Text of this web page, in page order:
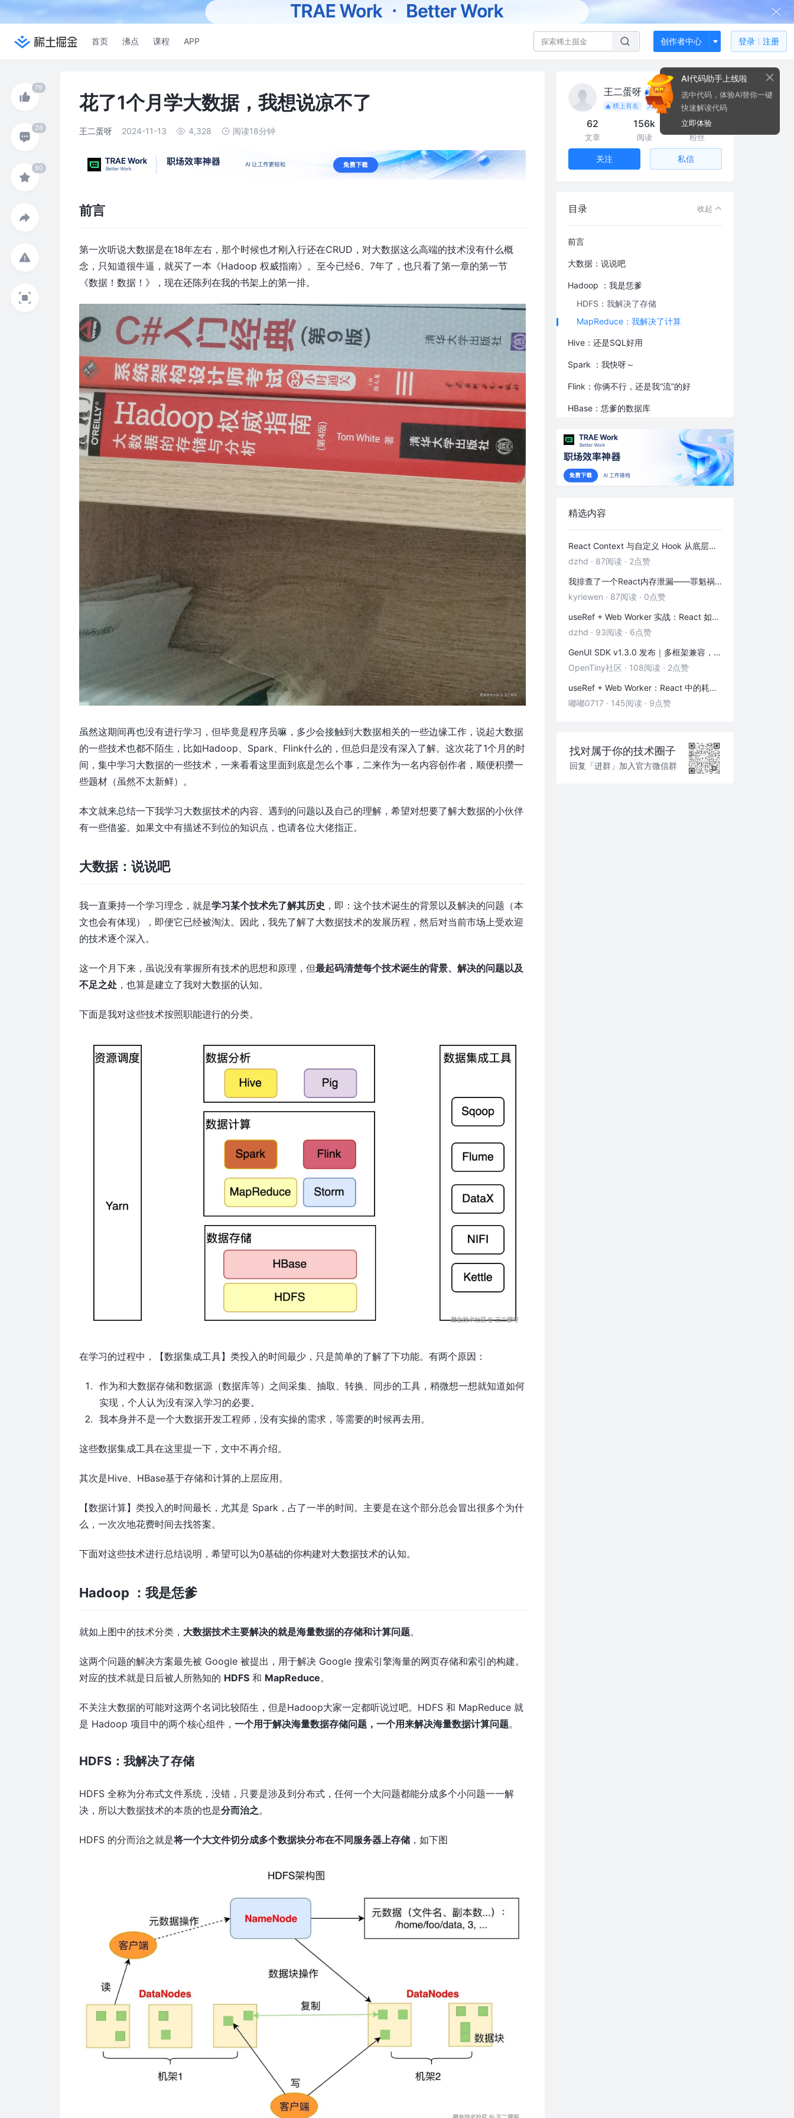
首页 沸点 课程 APP 创作者中心 登录 注册
花了1个月学大数据，我想说凉不了
王二蛋呀 2024-11-13 4,328 阅读18分钟
前言
第一次听说大数据是在18年左右，那个时候也才刚入行还在CRUD，对大数据这么高端的技术没有什么概
念，只知道很牛逼，就买了一本《Hadoop 权威指南》。至今已经6、7年了，也只看了第一章的第一节
《数据！数据！》，现在还陈列在我的书架上的第一排。
虽然这期间再也没有进行学习，但毕竟是程序员嘛，多少会接触到大数据相关的一些边缘工作，说起大数据
的一些技术也都不陌生，比如Hadoop、Spark、Flink什么的，但总归是没有深入了解。这次花了1个月的时
间，集中学习大数据的一些技术，一来看看这里面到底是怎么个事，二来作为一名内容创作者，顺便积攒一
些题材（虽然不太新鲜）。
本文就来总结一下我学习大数据技术的内容、遇到的问题以及自己的理解，希望对想要了解大数据的小伙伴
有一些借鉴。如果文中有描述不到位的知识点，也请各位大佬指正。
大数据：说说吧
我一直秉持一个学习理念，就是学习某个技术先了解其历史 ，即：这个技术诞生的背景以及解决的问题（本
文也会有体现），即便它已经被淘汰。因此，我先了解了大数据技术的发展历程，然后对当前市场上受欢迎
的技术逐个深入。
这一个月下来，虽说没有掌握所有技术的思想和原理，但最起码清楚每个技术诞生的背景、解决的问题以及
不足之处 ，也算是建立了我对大数据的认知。
下面是我对这些技术按照职能进行的分类。
在学习的过程中，【数据集成工具】类投入的时间最少，只是简单的了解了下功能。有两个原因：
作为和大数据存储和数据源（数据库等）之间采集、抽取、转换、同步的工具，稍微想一想就知道如何
实现，个人认为没有深入学习的必要。
我本身并不是一个大数据开发工程师，没有实操的需求，等需要的时候再去用。
这些数据集成工具在这里提一下，文中不再介绍。
其次是Hive、HBase基于存储和计算的上层应用。
【数据计算】类投入的时间最长，尤其是 Spark，占了一半的时间。主要是在这个部分总会冒出很多个为什
么，一次次地花费时间去找答案。
下面对这些技术进行总结说明，希望可以为0基础的你构建对大数据技术的认知。
Hadoop ：我是恁爹
就如上图中的技术分类， 大数据技术主要解决的就是海量数据的存储和计算问题。
这两个问题的解决方案最先被 Google 被提出，用于解决 Google 搜索引擎海量的网页存储和索引的构建。
对应的技术就是日后被人所熟知的 HDFS 和 MapReduce。
不关注大数据的可能对这两个名词比较陌生，但是Hadoop大家一定都听说过吧。HDFS 和 MapReduce 就
是 Hadoop 项目中的两个核心组件，一个用于解决海量数据存储问题，一个用来解决海量数据计算问题。
HDFS：我解决了存储
HDFS 全称为分布式文件系统，没错，只要是涉及到分布式，任何一个大问题都能分成多个小问题一一解
决，所以大数据技术的本质的也是分而治之。
HDFS 的分而治之就是将一个大文件切分成多个数据块分布在不同服务器上存储 ，如下图
王二蛋呀
榜上有名 人气作者
62
文章
156k
阅读
610
粉丝
关注 私信
目录 收起
前言
大数据：说说吧
Hadoop ：我是恁爹
HDFS：我解决了存储
MapReduce：我解决了计算
Hive：还是SQL好用
Spark ：我快呀～
Flink：你俩不行，还是我“流”的好
HBase：恁爹的数据库
Yarn：你丫都厉害，我就一跑腿的
这么多技术，如何应用？
说的差不多了...
精选内容
React Context 与自定义 Hook 从底层到实践：「跨层级通信 + 副作用封装」全解析
dzhd · 87阅读 · 2点赞
我排查了一个React内存泄漏——罪魁祸首是这3个被忽略的清理函数
kyriewen · 87阅读 · 0点赞
useRef + Web Worker 实战：React 如何优雅地拥抱多线程
dzhd · 93阅读 · 6点赞
GenUI SDK v1.3.0 发布｜多框架兼容，一键换物料，渲染器 & 演练场全面增强！
OpenTiny社区 · 108阅读 · 2点赞
useRef + Web Worker：React 中的耗时计算不卡页面
嘟嘟0717 · 145阅读 · 9点赞
找对属于你的技术圈子
回复「进群」加入官方微信群
AI代码助手上线啦
选中代码，体验AI替你一键
快速解读代码
立即体验